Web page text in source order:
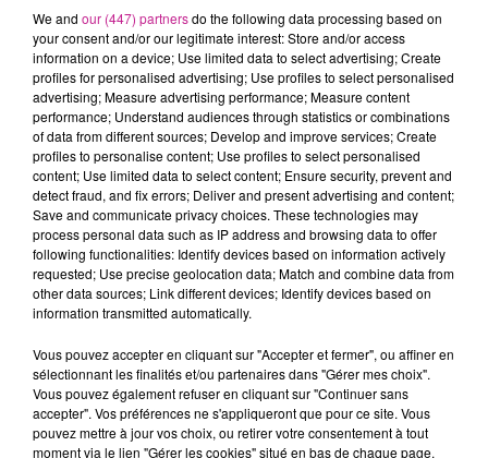
25 février 2024 - 4 h 8 min
BIG FLOOR PARTY SAMEDI 24 FEVRIER
Tous les samedis, retrouvez meilleur du son club en Alsace
TITRES DIFFUSÉS
5h29
5h29 5h25
5h25 5h23
5h23
We and our (447) partnersdo the following data processing based on
your consent and/or our legitimate interest: Store and/or access
information on a device; Use limited data to select advertising; Create
profiles for personalised advertising; Use profiles to select personalised
advertising; Measure advertising performance; Measure content
performance; Understand audiences through statistics or combinations
of data from different sources; Develop and improve services; Create
profiles to personalise content; Use profiles to select personalised
content; Use limited data to select content; Ensure security, prevent and
detect fraud, and fix errors; Deliver and present advertising and content;
Save and communicate privacy choices. These technologies may
process personal data such as IP address and browsing data to offer
following functionalities: Identify devices based on information actively
requested; Use precise geolocation data; Match and combine data from
other data sources; Link different devices; Identify devices based on
information transmitted automatically.
Vous pouvez accepter en cliquant sur "Accepter et fermer", ou affiner en
sélectionnant les finalités et/ou partenaires dans "Gérer mes choix".
Vous pouvez également refuser en cliquant sur "Continuer sans
accepter". Vos préférences ne s'appliqueront que pour ce site. Vous
pouvez mettre à jour vos choix, ou retirer votre consentement à tout
moment via le lien "Gérer les cookies" situé en bas de chaque page.